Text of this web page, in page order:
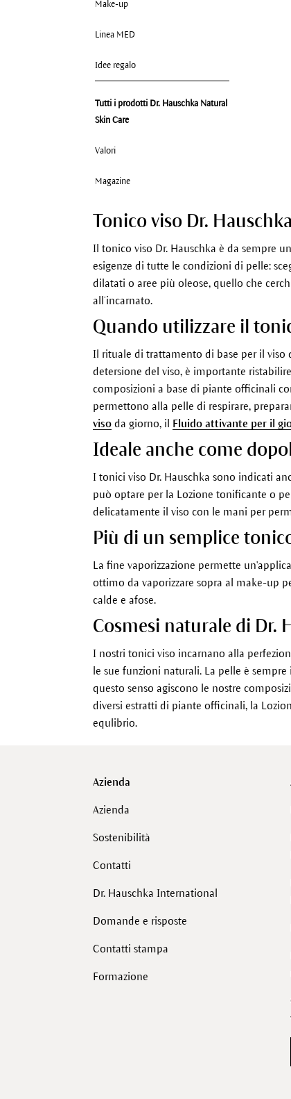
Make-up
Linea MED
Idee regalo
Tutti i prodotti Dr. Hauschka Natural
Skin Care
Valori
Magazine
Tonico viso Dr. Hauschka
Il tonico viso Dr. Hauschka è da sempre
esigenze di tutte le condizioni di pelle:
dilatati o aree più oleose, quello che
all’incarnato.
Quando utilizzare il
Il rituale di trattamento di base per il viso
detersione del viso, è importante
composizioni a base di piante officinali
permettono alla pelle di respirare,
viso da giorno, il Fluido attivante per il
Ideale anche come
I tonici viso Dr. Hauschka sono indicati
può optare per la Lozione tonificante o
delicatamente il viso con le mani per
Più di un semplice
La fine vaporizzazione permette
ottimo da vaporizzare sopra al make-up
calde e afose.
Cosmesi naturale di Dr.
I nostri tonici viso incarnano alla
le sue funzioni naturali. La pelle è
questo senso agiscono le nostre
diversi estratti di piante officinali, la
equlibrio.
Azienda
Azienda
Sostenibilità
Contatti
Dr. Hauschka International
Domande e risposte
Contatti stampa
Formazione